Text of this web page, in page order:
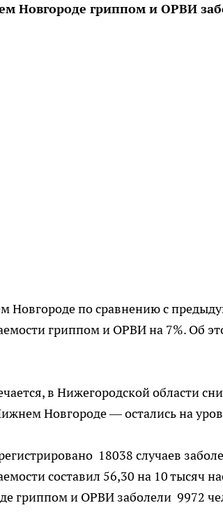
Новгороде гриппом и ОРВИ
Новгороде по сравнению с
гриппом и ОРВИ на 7%. Об
в Нижегородской области
Новгороде — остались на
18038 случаев
составил 56,30 на 10 тысяч
гриппом и ОРВИ заболели 9972